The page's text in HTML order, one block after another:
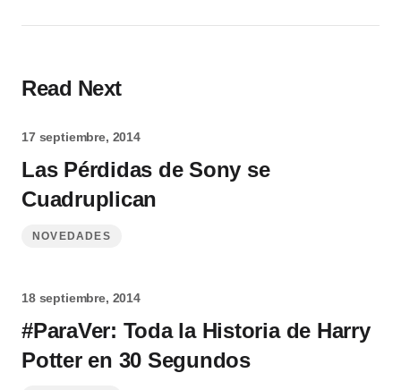
Read Next
17 septiembre, 2014
Las Pérdidas de Sony se
Cuadruplican
NOVEDADES
18 septiembre, 2014
#ParaVer: Toda la Historia de Harry
Potter en 30 Segundos